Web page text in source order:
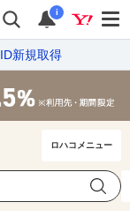
i
ID新規取得
ロハコメニュー